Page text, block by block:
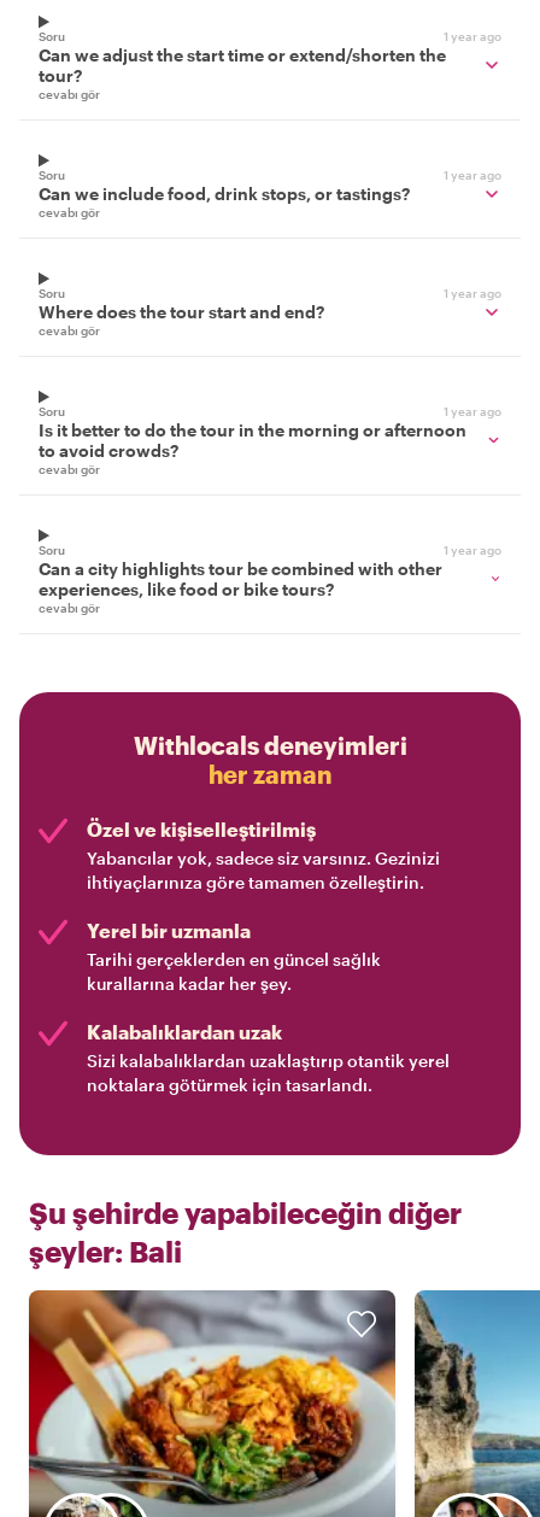
Soru 1 year ago
Can we adjust the start time or extend/shorten the
tour?
cevabı gör
Soru 1 year ago
Can we include food, drink stops, or tastings?
cevabı gör
Soru 1 year ago
Where does the tour start and end?
cevabı gör
Soru 1 year ago
Is it better to do the tour in the morning or afternoon
to avoid crowds?
cevabı gör
Soru 1 year ago
Can a city highlights tour be combined with other
experiences, like food or bike tours?
cevabı gör
Withlocals deneyimleri
her zaman
Özel ve kişiselleştirilmiş
Yabancılar yok, sadece siz varsınız. Gezinizi
ihtiyaçlarınıza göre tamamen özelleştirin.
Yerel bir uzmanla
Tarihi gerçeklerden en güncel sağlık
kurallarına kadar her şey.
Kalabalıklardan uzak
Sizi kalabalıklardan uzaklaştırıp otantik yerel
noktalara götürmek için tasarlandı.
Şu şehirde yapabileceğin diğer
şeyler: Bali